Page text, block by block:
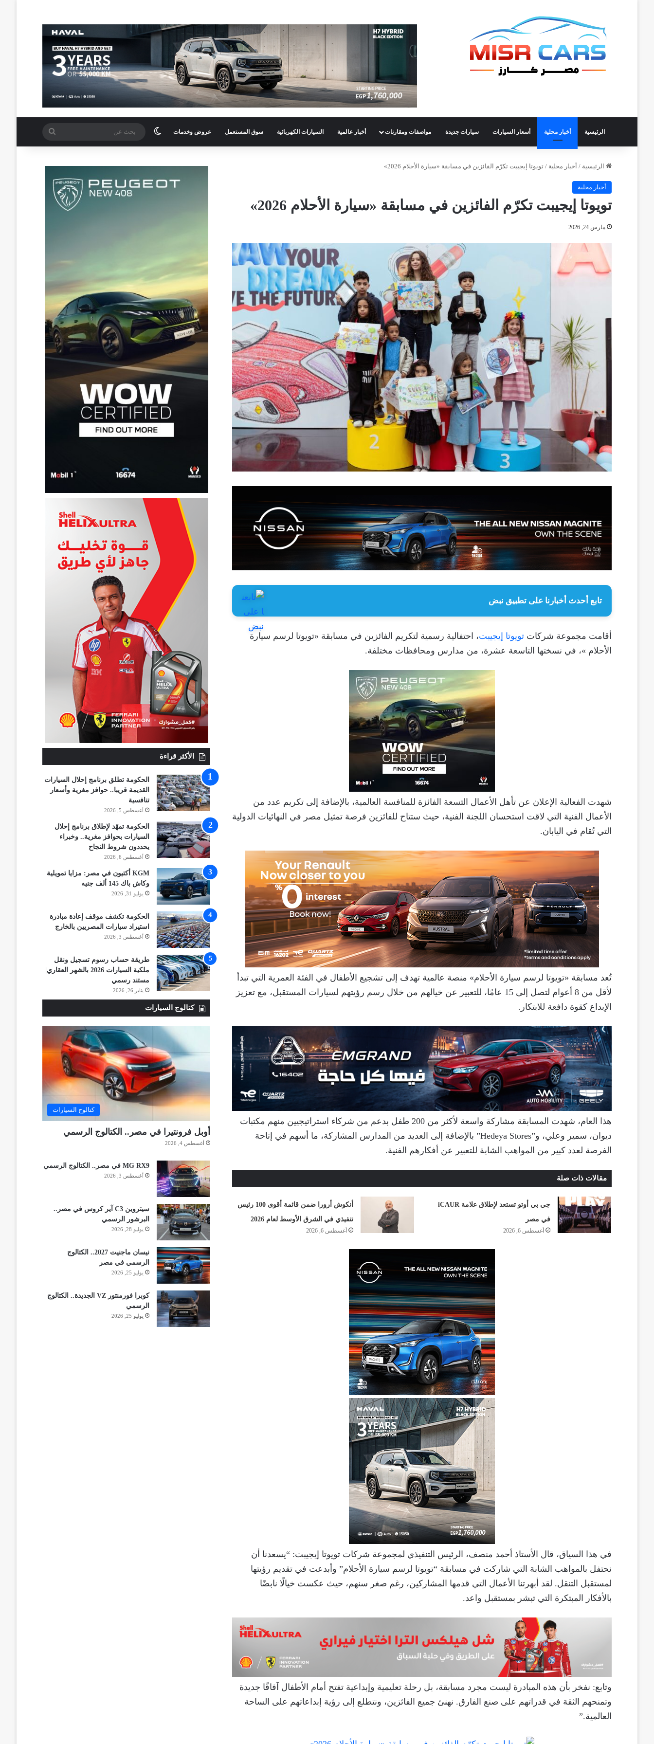
الرئيسية أخبار محلية أسعار السيارات سيارات جديدة مواصفات ومقارنات أخبار عالمية السيارات الكهربائية سوق المستعمل عروض وخدمات الوضع المظلم بحث
عن
الرئيسية / أخبار محلية / تويوتا إيجيبت تكرّم الفائزين في مسابقة «سيارة الأحلام 2026»
أخبار محلية
تويوتا إيجيبت تكرّم الفائزين في مسابقة «سيارة الأحلام 2026»
مارس 24, 2026
تابع أحدث أخبارنا على تطبيق نبض
أقامت مجموعة شركات تويوتا إيجيبت، احتفالية رسمية لتكريم الفائزين في مسابقة «تويوتا لرسم سيارة
الأحلام »، في نسختها التاسعة عشرة، من مدارس ومحافظات مختلفة.
شهدت الفعالية الإعلان عن تأهل الأعمال التسعة الفائزة للمنافسة العالمية، بالإضافة إلى تكريم عدد من
الأعمال الفنية التي لاقت استحسان اللجنة الفنية، حيث ستتاح للفائزين فرصة تمثيل مصر في النهائيات الدولية
التي تُقام في اليابان.
تُعد مسابقة «تويوتا لرسم سيارة الأحلام» منصة عالمية تهدف إلى تشجيع الأطفال في الفئة العمرية التي تبدأ
لأقل من 8 أعوام لتصل إلى 15 عامًا، للتعبير عن خيالهم من خلال رسم رؤيتهم لسيارات المستقبل، مع تعزيز
الإبداع كقوة دافعة للابتكار.
هذا العام، شهدت المسابقة مشاركة واسعة لأكثر من 200 طفل بدعم من شركاء استراتيجيين منهم مكتبات
ديوان، سمير وعلي، و”Hedeya Stores” بالإضافة إلى العديد من المدارس المشاركة، ما أسهم في إتاحة
الفرصة لعدد كبير من المواهب الشابة للتعبير عن أفكارهم الفنية.
مقالات ذات صلة
جي بي أوتو تستعد لإطلاق علامة iCAUR
في مصر
أغسطس 6, 2026
أنكوش أرورا ضمن قائمة أقوى 100 رئيس
تنفيذي في الشرق الأوسط لعام 2026
أغسطس 6, 2026
في هذا السياق، قال الأستاذ أحمد منصف، الرئيس التنفيذي لمجموعة شركات تويوتا إيجيبت: “يسعدنا أن
نحتفل بالمواهب الشابة التي شاركت في مسابقة “تويوتا لرسم سيارة الأحلام” وأبدعت في تقديم رؤيتها
لمستقبل التنقل. لقد أبهرتنا الأعمال التي قدمها المشاركين، رغم صغر سنهم، حيث عكست خيالًا نابضًا
بالأفكار المبتكرة التي تبشر بمستقبل واعد.
وتابع: نفخر بأن هذه المبادرة ليست مجرد مسابقة، بل رحلة تعليمية وإبداعية تفتح أمام الأطفال آفاقًا جديدة
وتمنحهم الثقة في قدراتهم على صنع الفارق. نهنئ جميع الفائزين، ونتطلع إلى رؤية إبداعاتهم على الساحة
العالمية.”
الأكثر قراءة
الحكومة تطلق برنامج إحلال السيارات
القديمة قريبا.. حوافز مغرية وأسعار
تنافسية
أغسطس 5, 2026
الحكومة تمهّد لإطلاق برنامج إحلال
السيارات بحوافز مغرية.. وخبراء
يحددون شروط النجاح
أغسطس 6, 2026
KGM أكتيون في مصر: مزايا تمويلية
وكاش باك 145 ألف جنيه
يوليو 31, 2026
الحكومة تكشف موقف إعادة مبادرة
استيراد سيارات المصريين بالخارج
أغسطس 3, 2026
طريقة حساب رسوم تسجيل ونقل
ملكية السيارات 2026 بالشهر العقاري|
مستند رسمي
يناير 26, 2026
كتالوج السيارات
كتالوج السيارات
أوبل فرونتيرا في مصر.. الكتالوج الرسمي
أغسطس 4, 2026
MG RX9 في مصر.. الكتالوج الرسمي
أغسطس 3, 2026
سيتروين C3 آير كروس في مصر..
البرشور الرسمي
يوليو 28, 2026
نيسان ماجنيت 2027.. الكتالوج
الرسمي في مصر
يوليو 25, 2026
كوبرا فورمنتور VZ الجديدة.. الكتالوج
الرسمي
يوليو 25, 2026